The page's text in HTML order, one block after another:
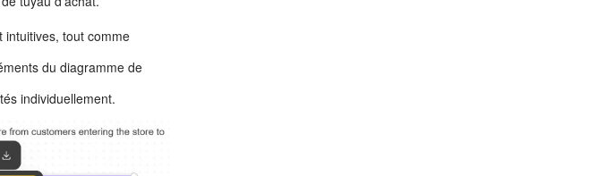
intuitives, tout comme
du diagramme de
individuellement.